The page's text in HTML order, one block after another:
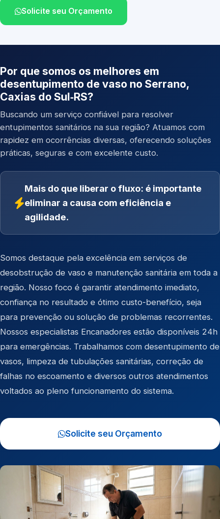
Solicite seu Orçamento
Por que somos os melhores em
desentupimento de vaso no Serrano,
Caxias do Sul‑RS?
Buscando um serviço confiável para resolver
entupimentos sanitários na sua região? Atuamos com
rapidez em ocorrências diversas, oferecendo soluções
práticas, seguras e com excelente custo.
Mais do que liberar o fluxo: é importante
eliminar a causa com eficiência e
agilidade.
Somos destaque pela excelência em serviços de
desobstrução de vaso e manutenção sanitária em toda a
região. Nosso foco é garantir atendimento imediato,
confiança no resultado e ótimo custo-benefício, seja
para prevenção ou solução de problemas recorrentes.
Nossos especialistas Encanadores estão disponíveis 24h
para emergências. Trabalhamos com desentupimento de
vasos, limpeza de tubulações sanitárias, correção de
falhas no escoamento e diversos outros atendimentos
voltados ao pleno funcionamento do sistema.
Solicite seu Orçamento